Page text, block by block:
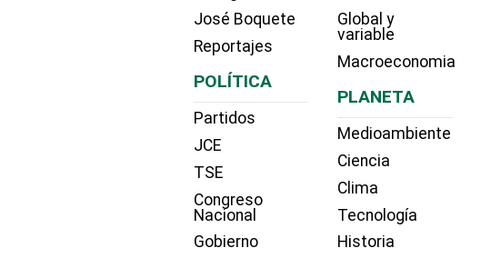
José Boquete
Reportajes
POLÍTICA
Partidos
JCE
TSE
Congreso
Nacional
Gobierno
Global y
variable
Macroeconomia
PLANETA
Medioambiente
Ciencia
Clima
Tecnología
Historia